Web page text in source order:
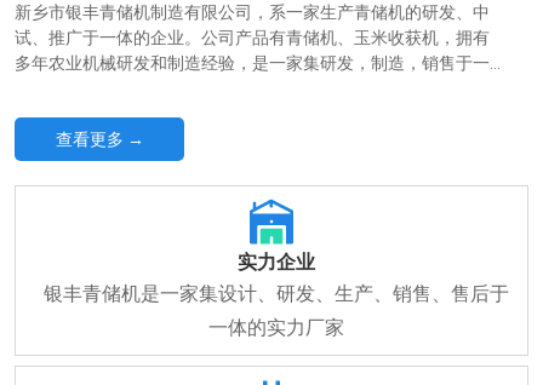
新乡市银丰青储机制造有限公司，系一家生产青储机的研发、中
试、推广于一体的企业。公司产品有青储机、玉米收获机，拥有
多年农业机械研发和制造经验，是一家集研发，制造，销售于一
户满意是企业发展的宗旨；银丰青储机扎实走科研与生产相结合
的产业化道路，经过多年的发展，“银丰”系列产品已畅销全国各省
市，"银丰"人以开拓进取精神，坚持科技**，视质量为生命，视信
誉为灵魂，以更优的产品，完善的服务，让客户满意，悉心学习
研究新科技，致力创新科技成果转化，竭诚为广大客户提供超值
服务。银丰全体员工，愿为国内外用户精诚合作，共创辉煌。“科
技创新，以人为本”是“银丰”恪守的发展之道。
查看更多 →
实力企业
银丰青储机是一家集设计、研发、生产、销售、售后于
一体的实力厂家